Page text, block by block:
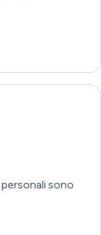
sono